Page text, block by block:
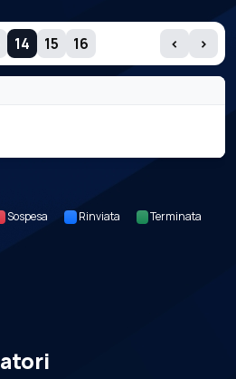
14 15 16 ‹ ›
Sospesa Rinviata Terminata